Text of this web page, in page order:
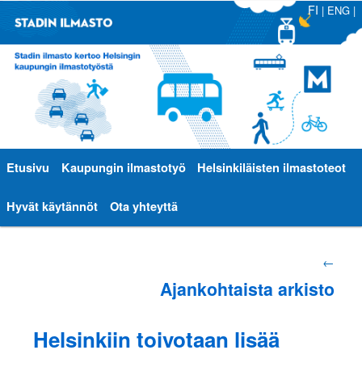
FI | ENG|
Päävalikko
Siirry
sisältöön
Siirry
toissijaiseen
Etusivu Kaupungin ilmastotyö Helsinkiläisten ilmastoteot
Hyvät käytännöt Ota yhteyttä
selaus
←
Ajankohtaista arkisto
Helsinkiin toivotaan lisää